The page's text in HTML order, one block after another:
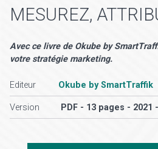
MESUREZ,
Avec ce livre de Okube by
votre stratégie marketing.
Editeur Okube by SmartTraffik
Version PDF - 13 pages - 2021